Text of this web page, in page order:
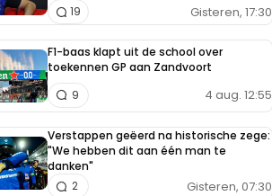
Gisteren, 17:30
19
F1-baas klapt uit de school over
toekennen GP aan Zandvoort
4 aug. 12:55
9
Verstappen geëerd na historische zege:
"We hebben dit aan één man te
danken"
Gisteren, 07:30
2